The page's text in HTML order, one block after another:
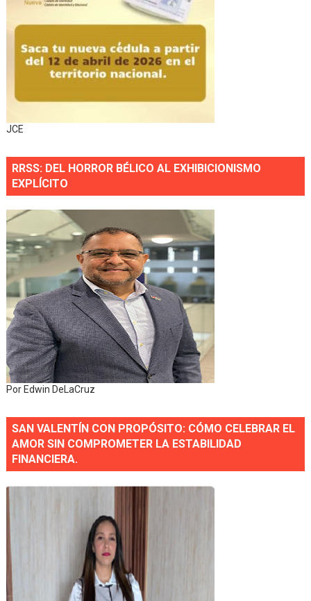
JCE
RRSS: DEL HORROR BÉLICO AL EXHIBICIONISMO
EXPLÍCITO
Por Edwin DeLaCruz
SAN VALENTÍN CON PROPÓSITO: CÓMO CELEBRAR EL
AMOR SIN COMPROMETER LA ESTABILIDAD
FINANCIERA.